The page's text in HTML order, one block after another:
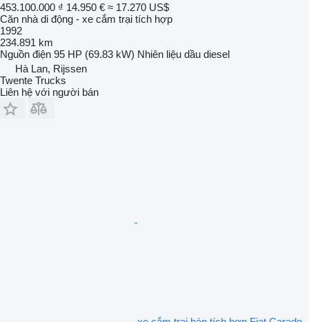
453.100.000 ₫ 14.950 € ≈ 17.270 US$
Căn nhà di động - xe cắm trại tích hợp
1992
234.891 km
Nguồn điện 95 HP (69.83 kW) Nhiên liệu dầu diesel
Hà Lan, Rijssen
Twente Trucks
Liên hệ với người bán